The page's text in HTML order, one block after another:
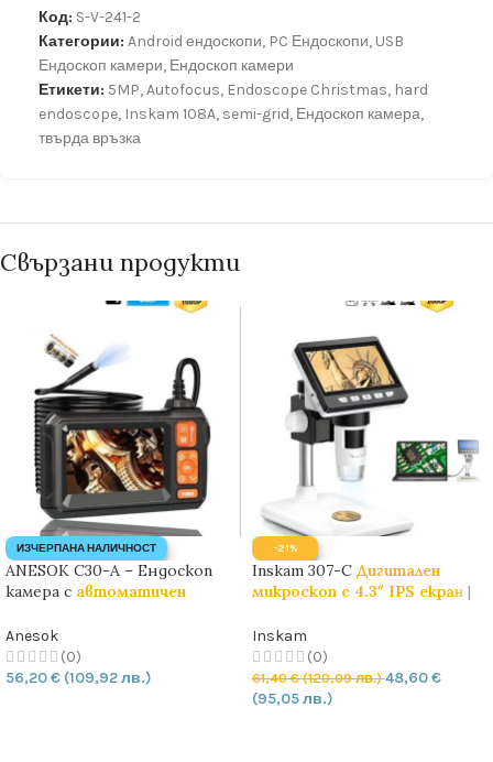
Код: S-V-241-2
Категории: Android ендоскопи, PC Ендоскопи, USB
Ендоскоп камери, Ендоскоп камери
Етикети: 5MP,Autofocus, Endoscope Christmas, hard
endoscope, Inskam 108A, semi-grid, Ендоскоп камера,
твърда връзка
Свързани продукти
ИЗЧЕРПАНА НАЛИЧНОСТ
ANESOK C30-A – Ендоскоп
камера с автоматичен
IPS-1080P
Anesok
(0)
56,20€ (109,92 лв.)
-21%
Inskam 307-C Дигитален
микроскоп с 4.3″ IPS екран |
Inskam
(0)
61,40€(120,09 лв.)48,60€
(95,05 лв.)